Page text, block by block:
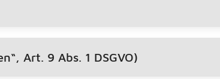
Art. 9 Abs. 1 DSGVO)